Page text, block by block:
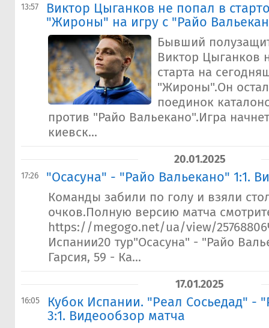
13:57
Виктор Цыганков не попал в
"Жироны" на игру с "Райо
Бывший
Виктор Цыганков
старта на
"Жироны".Он
поединок
против "Райо Вальекано".Игра
киевск...
20.01.2025
17:26 "Осасуна" - "Райо Вальекано" 1:1.
Команды забили по голу и взяли
очков.Полную версию матча
https://megogo.net/ua/view/
Испании20 тур"Осасуна" - "Райо
Гарсия, 59 - Ка...
17.01.2025
16:05
Кубок Испании. "Реал Сосьедад" -
3:1. Видеообзор матча